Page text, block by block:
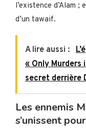
l’existence d’Alam
d’un tawaif.
A lire aussi :
« Only Murders
secret derrière
Les ennemis
s’unissent